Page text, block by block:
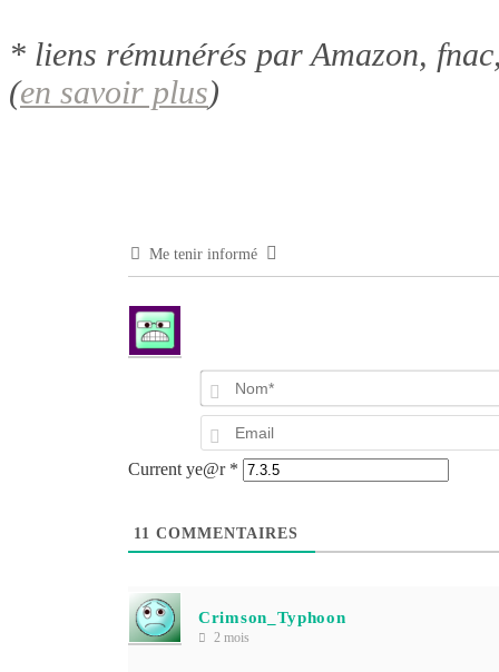
* liens rémunérés par Amazon,
(en savoir plus)
Me tenir informé
Current ye@r *
11 COMMENTAIRES
Crimson_Typhoon
2 mois